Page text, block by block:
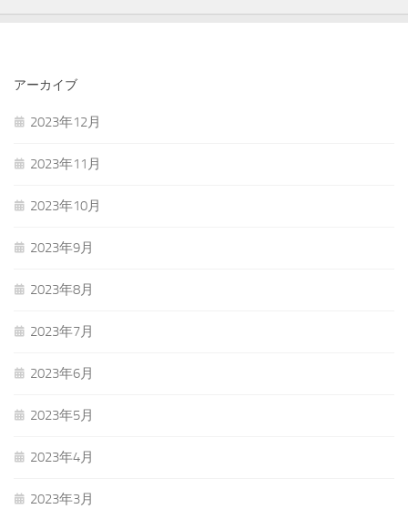
アーカイブ
2023年12月
2023年11月
2023年10月
2023年9月
2023年8月
2023年7月
2023年6月
2023年5月
2023年4月
2023年3月